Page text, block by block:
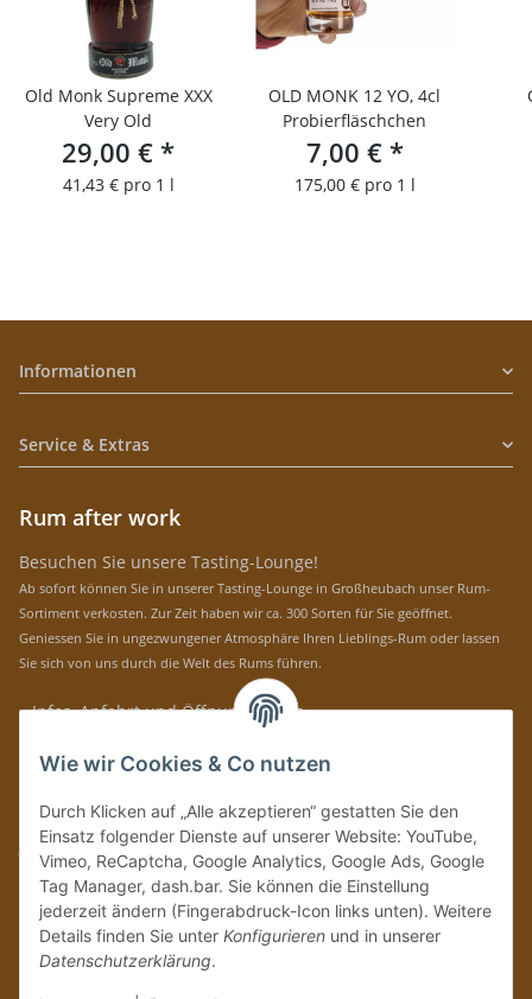
Old Monk Supreme XXX
Very Old
29,00 € *
41,43 € pro 1 l
OLD MONK 12 YO, 4cl
Probierfläschchen
7,00 € *
175,00 € pro 1 l
Informationen
Service & Extras
Rum after work
Besuchen Sie unsere Tasting-Lounge!
Ab sofort können Sie in unserer Tasting-Lounge in Großheubach unser Rum-
Sortiment verkosten. Zur Zeit haben wir ca. 300 Sorten für Sie geöffnet.
Geniessen Sie in ungezwungener Atmosphäre Ihren Lieblings-Rum oder lassen
Sie sich von uns durch die Welt des Rums führen.
» Infos, Anfahrt und Öffnungszeiten
Immer auf dem Laufenden mit unseren aktuellen Rum-News!
Bitte senden Sie mir entsprechend IhrerDatenschutzerklärung
regelmäßig und
jederzeit widerruflich Informationen zu Ihrem Produktsortiment per E-Mail zu.
Vertrag widerrufen
Wie wir Cookies & Co nutzen
Durch Klicken auf „Alle akzeptieren“ gestatten Sie den
Einsatz folgender Dienste auf unserer Website: YouTube,
Vimeo, ReCaptcha, Google Analytics, Google Ads, Google
Tag Manager, dash.bar. Sie können die Einstellung
jederzeit ändern (Fingerabdruck-Icon links unten). Weitere
Details finden Sie unter Konfigurieren und in unserer
Datenschutzerklärung.